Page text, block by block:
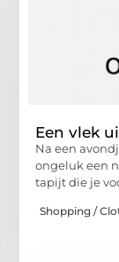
Een vlek
Na een
ongeluk een
tapijt die je
Shopping /